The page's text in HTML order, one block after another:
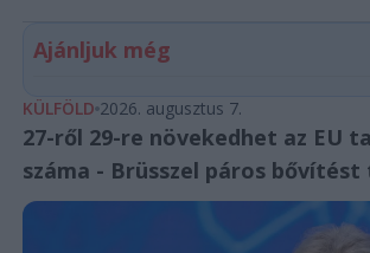
Ajánljuk még
KÜLFÖLD 2026. augusztus 7.
27-ről 29-re növekedhet az EU
száma - Brüsszel páros bővítést